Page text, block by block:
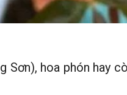
Sơn), hoa phón hay